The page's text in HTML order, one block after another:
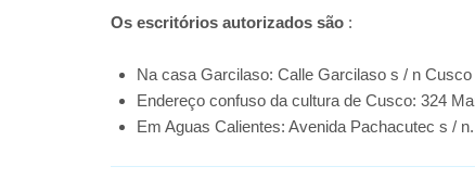
Os escritórios autorizados são :
Na casa Garcilaso: Calle Garcilaso s / n Cusco
Endereço confuso da cultura de Cusco: 324
Em Aguas Calientes: Avenida Pachacutec s / n.